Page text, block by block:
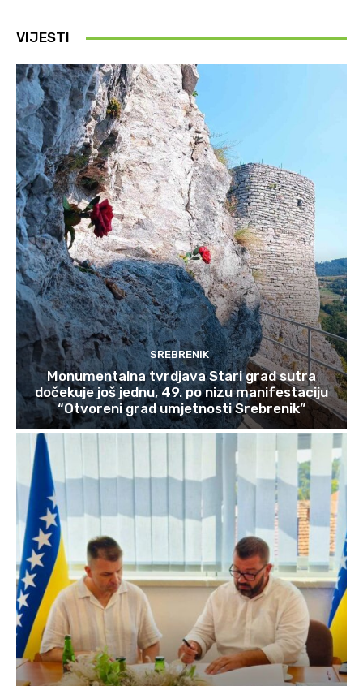
VIJESTI
SREBRENIK
Monumentalna tvrdjava Stari grad sutra
dočekuje još jednu, 49. po nizu manifestaciju
“Otvoreni grad umjetnosti Srebrenik”